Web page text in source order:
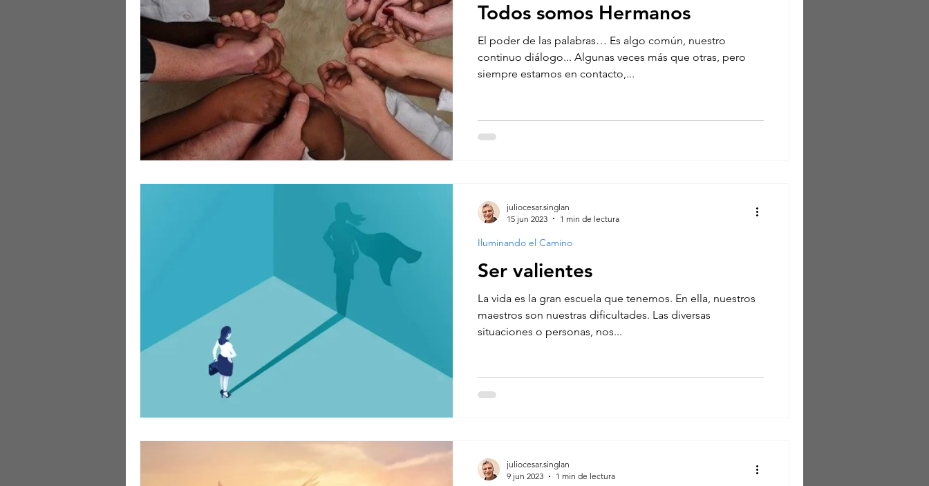
Todos somos Hermanos
El poder de las palabras… Es algo común, nuestro
continuo diálogo... Algunas veces más que otras, pero
siempre estamos en contacto,...
Ser valientes
La vida es la gran escuela que tenemos. En ella, nuestros
maestros son nuestras dificultades. Las diversas
situaciones o personas, nos...
Iluminando el Camino
juliocesar.singlan
15 jun 2023
1 min de lectura
juliocesar.singlan
9 jun 2023
1 min de lectura